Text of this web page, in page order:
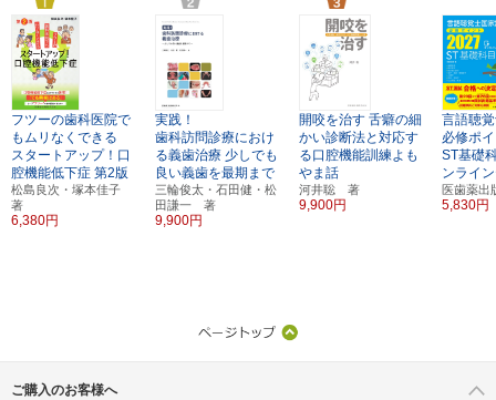
フツーの歯科医院で
もムリなくできる
スタートアップ！口
腔機能低下症 第2版
松島良次・塚本佳子
著
6,380円
実践！
歯科訪問診療におけ
る義歯治療 少しでも
良い義歯を最期まで
三輪俊太・石田健・松
田謙一 著
9,900円
開咬を治す 舌癖の細
かい診断法と対応す
る口腔機能訓練よも
やま話
河井聡 著
9,900円
言語聴
必修ポ
ST基礎
ンライ
医歯薬
5,830円
ご購入のお客様へ